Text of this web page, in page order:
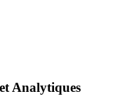
Analytiques